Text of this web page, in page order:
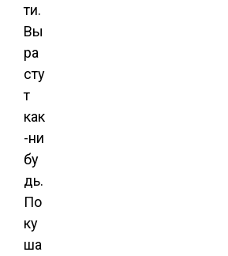
ти.
Вы
ра
сту
т
как
-ни
бу
дь.
По
ку
ша